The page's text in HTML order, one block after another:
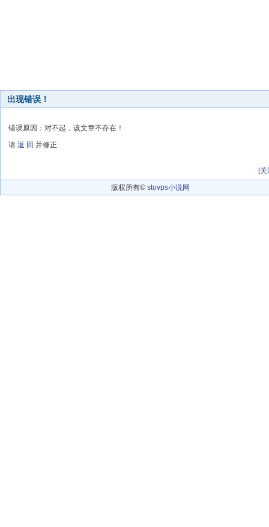
出现错误！
错误原因：对不起，该文章不存在！
请 返 回 并修正
[关
版权所有© stovps小说网